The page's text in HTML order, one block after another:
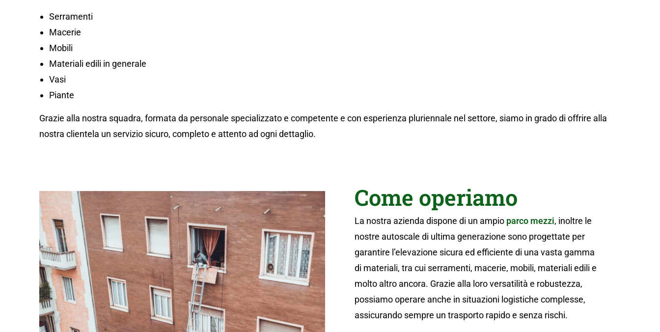
Serramenti
Macerie
Mobili
Materiali edili in generale
Vasi
Piante
Grazie alla nostra squadra, formata da personale specializzato e competente e con esperienza pluriennale nel settore, siamo in grado di offrire alla
nostra clientela un servizio sicuro, completo e attento ad ogni dettaglio.
Come operiamo
La nostra azienda dispone di un ampio parco mezzi, inoltre le
nostre autoscale di ultima generazione sono progettate per
garantire l’elevazione sicura ed efficiente di una vasta gamma
di materiali, tra cui serramenti, macerie, mobili, materiali edili e
molto altro ancora. Grazie alla loro versatilità e robustezza,
possiamo operare anche in situazioni logistiche complesse,
assicurando sempre un trasporto rapido e senza rischi.